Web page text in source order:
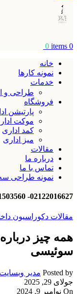
0
items
0
خانه
نمونه کارها
خدمات
طراحی و
فروشگاه
پارتیشن
موکت
کمد اداری
میز اداری
مقالات
درباره ما
تماس با ما
نمونه طراحی
02122016627- 09121503560
مقالات دکوراسیون
همه چیز
سوئیسی
Posted by مدیر وبسایت
جولای 29, 2025
On نوامبر 9, 2024